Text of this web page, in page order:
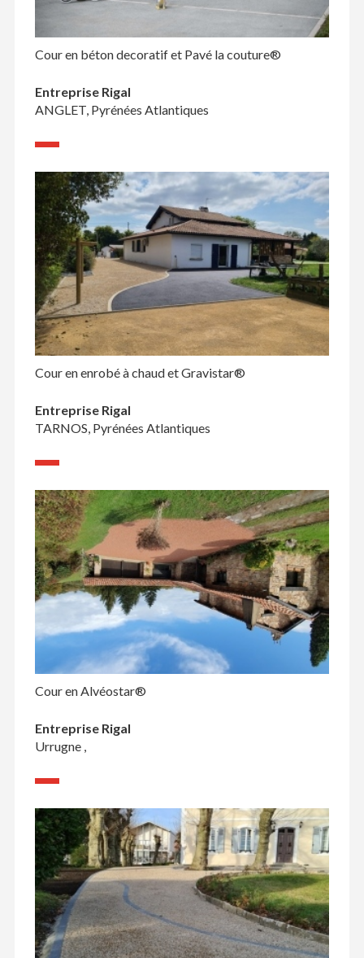
Cour en béton decoratif et Pavé la couture®
Entreprise Rigal
ANGLET, Pyrénées Atlantiques
Cour en enrobé à chaud et Gravistar®
Entreprise Rigal
TARNOS, Pyrénées Atlantiques
Cour en Alvéostar®
Entreprise Rigal
Urrugne ,